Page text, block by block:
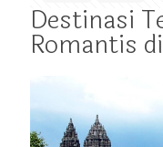
Destinasi
Romantis